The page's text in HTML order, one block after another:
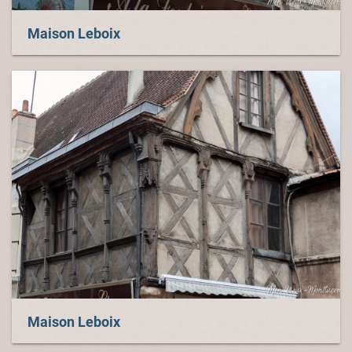
Maison Leboix
Maison Leboix